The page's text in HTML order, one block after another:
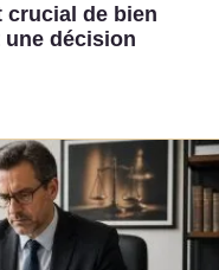
crucial de bien
décision